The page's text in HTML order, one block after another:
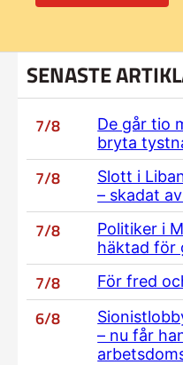
SENASTE
7/8
De går tio
bryta
7/8
Slott i
– skadat
7/8
Politiker i
häktad för
7/8 För fred
6/8
– nu får